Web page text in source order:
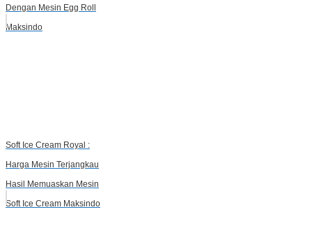
Dengan Mesin Egg Roll
Maksindo
Soft Ice Cream Royal :
Harga Mesin Terjangkau
Hasil Memuaskan Mesin
Soft Ice Cream Maksindo